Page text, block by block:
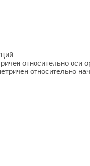
относительно оси
относительно